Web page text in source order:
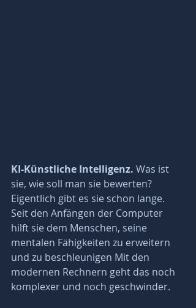
KI-Künstliche Intelligenz. Was ist
sie, wie soll man sie bewerten?
Eigentlich gibt es sie schon lange.
Seit den Anfängen der Computer
hilft sie dem Menschen, seine
mentalen Fähigkeiten zu erweitern
und zu beschleunigen Mit den
modernen Rechnern geht das noch
komplexer und noch geschwinder.